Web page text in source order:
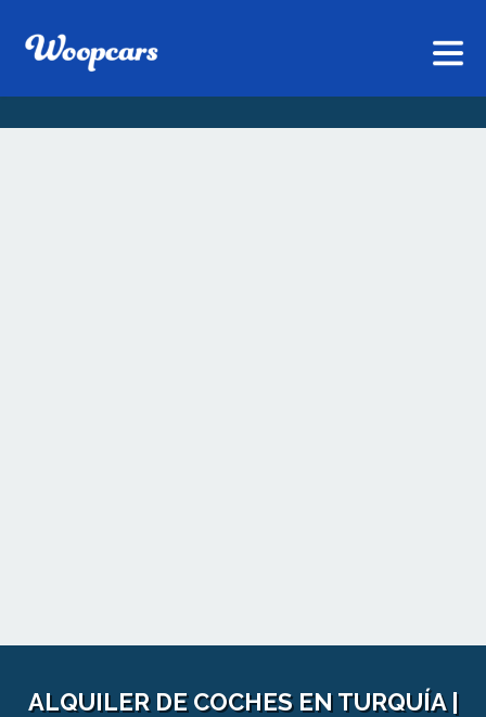
ALQUILER DE COCHES EN TURQUÍA |